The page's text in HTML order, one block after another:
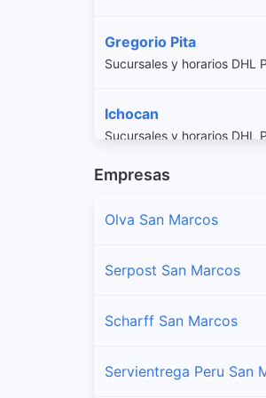
Gregorio Pita
Sucursales y horarios DHL
Ichocan
Sucursales y horarios DHL
Jose Manuel Quiroz
Sucursales y horarios DHL
Pedro Galvez
Empresas
Olva San Marcos
Serpost San Marcos
Scharff San Marcos
Servientrega Peru San